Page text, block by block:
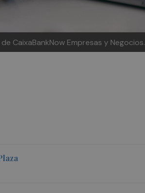
CaixaBankNow Empresas y